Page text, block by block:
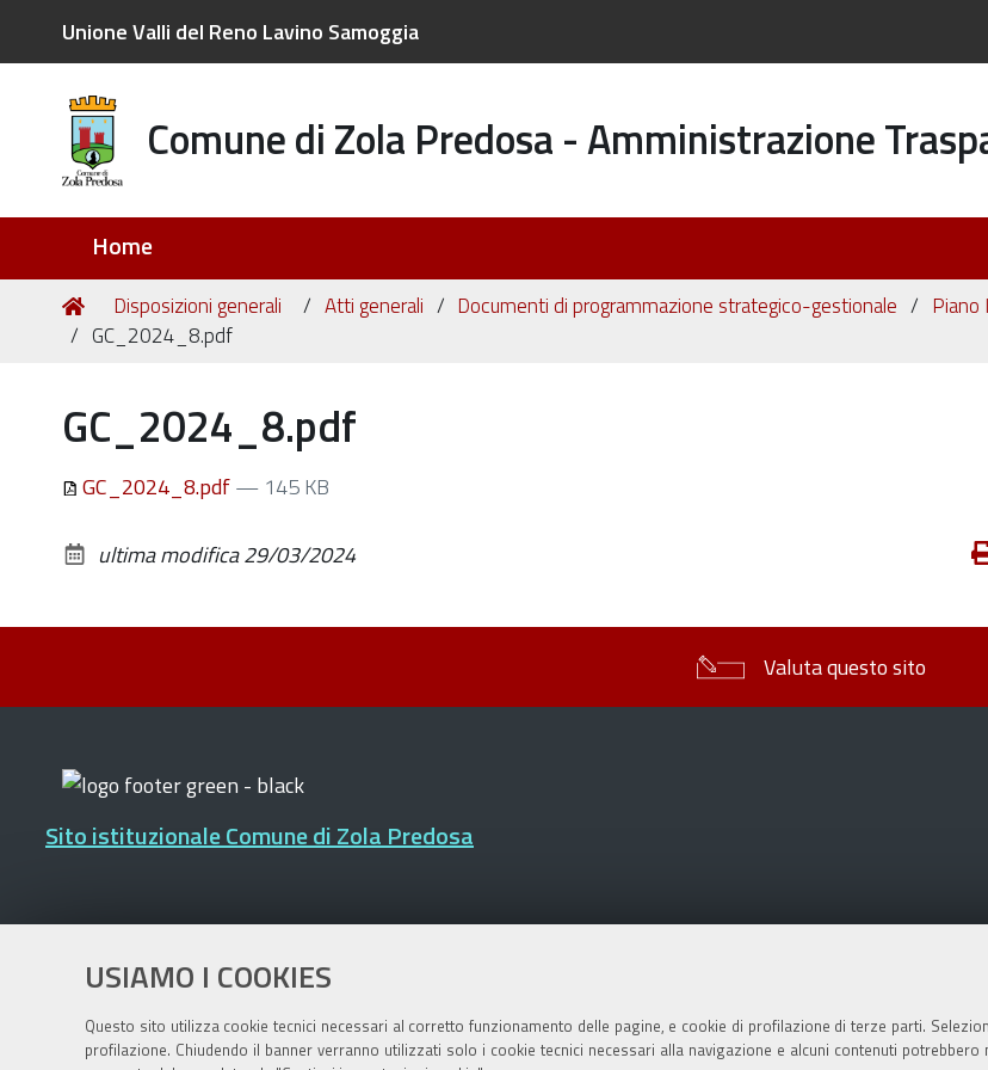
USIAMO I COOKIES
Questo sito utilizza cookie tecnici necessari al corretto funzionamento delle pagine, e cookie di profilazione di terze parti.
profilazione. Chiudendo il banner verranno utilizzati solo i cookie tecnici necessari alla navigazione e alcuni contenuti
Unione Valli del Reno Lavino Samoggia
Comune di Zola Predosa - Amministrazione
Home
Tu
sei
Home
Disposizioni generali Atti generali Documenti di programmazione strategico-gestionale Piano
GC_2024_8.pdf
GC_2024_8.pdf
GC_2024_8.pdf— 145 KB
ultima modifica29/03/2024
Valuta questo sito
Sito istituzionale Comune di Zola Predosa